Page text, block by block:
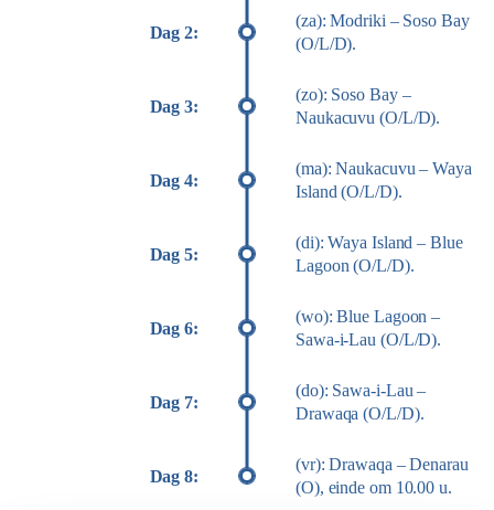
Dag 2:
(za): Modriki – Soso Bay
(O/L/D).
Dag 3:
(zo): Soso Bay –
Naukacuvu (O/L/D).
Dag 4:
(ma): Naukacuvu – Waya
Island (O/L/D).
Dag 5:
(di): Waya Island – Blue
Lagoon (O/L/D).
Dag 6:
(wo): Blue Lagoon –
Sawa-i-Lau (O/L/D).
Dag 7:
(do): Sawa-i-Lau –
Drawaqa (O/L/D).
Dag 8:
(vr): Drawaqa – Denarau
(O), einde om 10.00 u.